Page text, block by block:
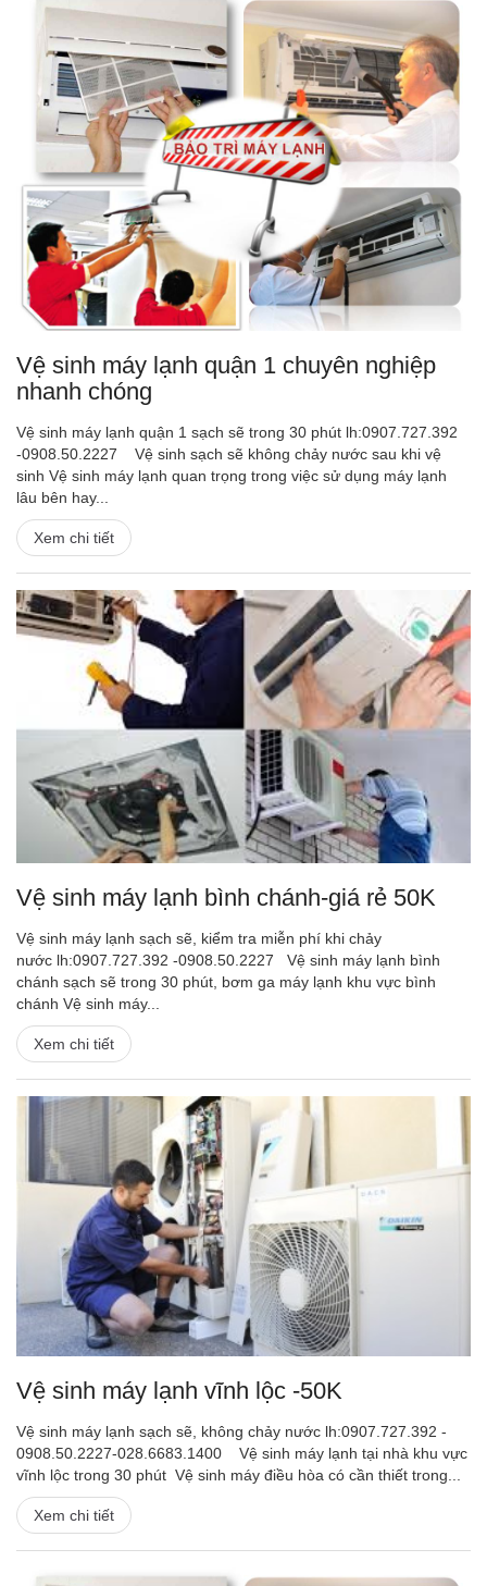
Vệ sinh máy lạnh quận 1 chuyên nghiệp
nhanh chóng
Vệ sinh máy lạnh quận 1 sạch sẽ trong 30 phút lh:0907.727.392
-0908.50.2227 Vệ sinh sạch sẽ không chảy nước sau khi vệ
sinh Vệ sinh máy lạnh quan trọng trong việc sử dụng máy lạnh
lâu bên hay...
Xem chi tiết
Vệ sinh máy lạnh bình chánh-giá rẻ 50K
Vệ sinh máy lạnh sạch sẽ, kiểm tra miễn phí khi chảy
nước lh:0907.727.392 -0908.50.2227 Vệ sinh máy lạnh bình
chánh sạch sẽ trong 30 phút, bơm ga máy lạnh khu vực bình
chánh Vệ sinh máy...
Xem chi tiết
Vệ sinh máy lạnh vĩnh lộc -50K
Vệ sinh máy lạnh sạch sẽ, không chảy nước lh:0907.727.392 -
0908.50.2227-028.6683.1400 Vệ sinh máy lạnh tại nhà khu vực
vĩnh lộc trong 30 phút Vệ sinh máy điều hòa có cần thiết trong...
Xem chi tiết